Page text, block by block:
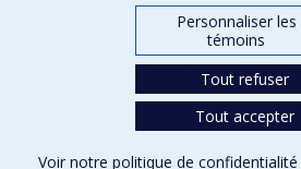
Personnaliser les
témoins
Tout refuser
Tout accepter
Voir notre politique de confidentialité